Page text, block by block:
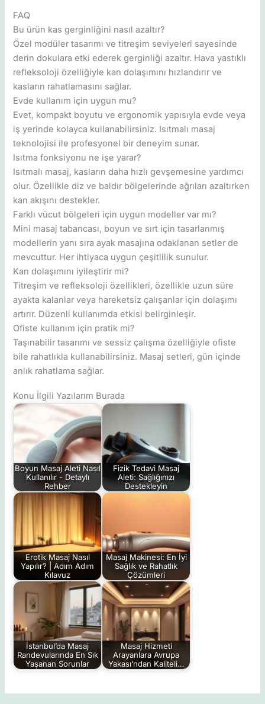
FAQ
Bu ürün kas gerginliğini nasıl azaltır?
Özel modüler tasarımı ve titreşim seviyeleri sayesinde
derin dokulara etki ederek gerginliği azaltır. Hava yastıklı
refleksoloji özelliğiyle kan dolaşımını hızlandırır ve
kasların rahatlamasını sağlar.
Evde kullanım için uygun mu?
Evet, kompakt boyutu ve ergonomik yapısıyla evde veya
iş yerinde kolayca kullanabilirsiniz. Isıtmalı masaj
teknolojisi ile profesyonel bir deneyim sunar.
Isıtma fonksiyonu ne işe yarar?
Isıtmalı masaj, kasların daha hızlı gevşemesine yardımcı
olur. Özellikle diz ve baldır bölgelerinde ağrıları azaltırken
kan akışını destekler.
Farklı vücut bölgeleri için uygun modeller var mı?
Mini masaj tabancası, boyun ve sırt için tasarlanmış
modellerin yanı sıra ayak masajına odaklanan setler de
mevcuttur. Her ihtiyaca uygun çeşitlilik sunulur.
Kan dolaşımını iyileştirir mi?
Titreşim ve refleksoloji özellikleri, özellikle uzun süre
ayakta kalanlar veya hareketsiz çalışanlar için dolaşımı
artırır. Düzenli kullanımda etkisi belirginleşir.
Ofiste kullanım için pratik mi?
Taşınabilir tasarımı ve sessiz çalışma özelliğiyle ofiste
bile rahatlıkla kullanabilirsiniz. Masaj setleri, gün içinde
anlık rahatlama sağlar.
Konu İlgili Yazılarım Burada
Boyun Masaj Aleti Nasıl
Kullanılır - Detaylı
Rehber
Fizik Tedavi Masaj
Aleti: Sağlığınızı
Destekleyin
Erotik Masaj Nasıl
Yapılır? | Adım Adım
Kılavuz
Masaj Makinesi: En İyi
Sağlık ve Rahatlık
Çözümleri
İstanbul’da Masaj
Randevularında En Sık
Yaşanan Sorunlar
Masaj Hizmeti
Arayanlara Avrupa
Yakası’ndan Kaliteli…